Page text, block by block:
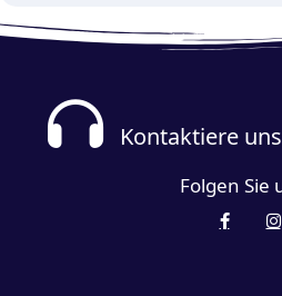
Kontaktiere
Folgen Sie